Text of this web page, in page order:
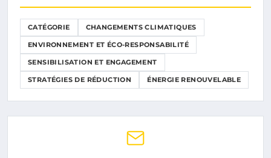
CATÉGORIE CHANGEMENTS CLIMATIQUES
ENVIRONNEMENT ET ÉCO-RESPONSABILITÉ
SENSIBILISATION ET ENGAGEMENT
STRATÉGIES DE RÉDUCTION ÉNERGIE RENOUVELABLE